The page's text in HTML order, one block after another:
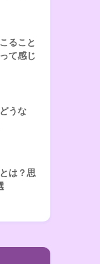
ること
て感じ
うな
は？思